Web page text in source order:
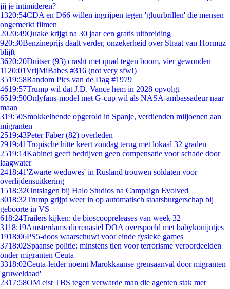
jij je intimideren?
1320:54CDA en D66 willen ingrijpen tegen 'gluurbrillen' die mensen
ongemerkt filmen
2020:49Quake krijgt na 30 jaar een gratis uitbreiding
920:30Benzineprijs daalt verder, onzekerheid over Straat van Hormuz
blijft
3620:20Duitser (93) crasht met quad tegen boom, vier gewonden
11 20:01VrijMiBabes #316 (not very sfw!)
3519:58Random Pics van de Dag #1979
4619:57Trump wil dat J.D. Vance hem in 2028 opvolgt
6519:50Onlyfans-model met G-cup wil als NASA-ambassadeur naar
maan
319:50Smokkelbende opgerold in Spanje, verdienden miljoenen aan
migranten
2519:43Peter Faber (82) overleden
2919:41Tropische hitte keert zondag terug met lokaal 32 graden
2519:14Kabinet geeft bedrijven geen compensatie voor schade door
laagwater
2418:41'Zwarte weduwes' in Rusland trouwen soldaten voor
overlijdensuitkering
1518:32Ontslagen bij Halo Studios na Campaign Evolved
3018:32Trump grijpt weer in op automatisch staatsburgerschap bij
geboorte in VS
618:24Trailers kijken: de bioscoopreleases van week 32
3118:19Amsterdams dierenasiel DOA overspoeld met babykonijntjes
1918:06PS5-doos waarschuwt voor einde fysieke games
3718:02Spaanse politie: minstens tien voor terrorisme veroordeelden
onder migranten Ceuta
3318:02Ceuta-leider noemt Marokkaanse grensaanval door migranten
'gruweldaad'
2317:58OM eist TBS tegen verwarde man die agenten stak met